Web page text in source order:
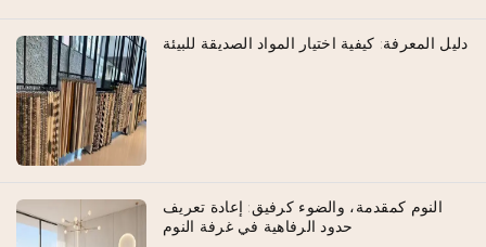
دليل المعرفة: كيفية اختيار المواد الصديقة للبيئة
النوم كمقدمة، والضوء كرفيق: إعادة تعريف
حدود الرفاهية في غرفة النوم